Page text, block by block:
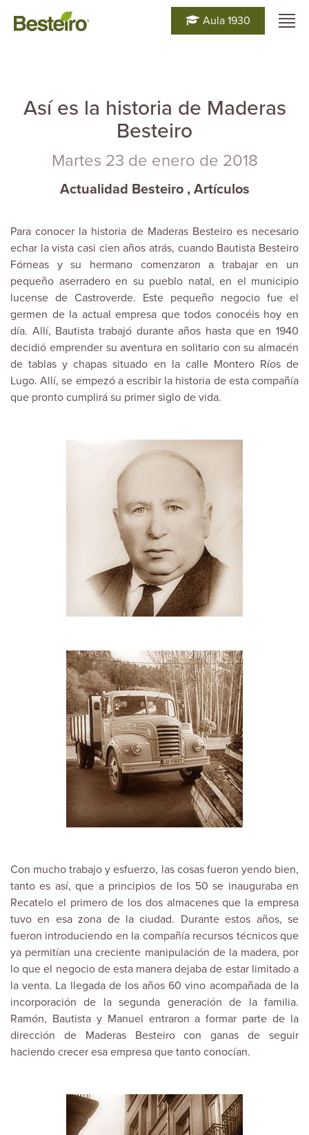
Aula 1930
Así es la historia de Maderas
Besteiro
Martes 23 de enero de 2018
Actualidad Besteiro, Artículos
Para conocer la historia de Maderas Besteiroes necesario
echar la vista casi cien años atrás, cuando Bautista Besteiro
Fórneas y su hermano comenzaron a trabajar en un
pequeño aserradero en su pueblo natal, en el municipio
lucense de Castroverde. Este pequeño negocio fue el
germen de la actual empresa que todos conocéis hoy en
día. Allí, Bautista trabajó durante años hasta que en 1940
decidió emprender su aventura en solitario con su almacén
de tablas y chapas situado en la calle Montero Ríos de
Lugo. Allí, se empezó a escribir la historia de esta compañía
que pronto cumplirá su primer siglo de vida.
Con mucho trabajo y esfuerzo, las cosas fueron yendo bien,
tanto es así, que a principios de los 50 se inauguraba en
Recatelo el primero de los dos almacenes que la empresa
tuvo en esa zona de la ciudad. Durante estos años, se
fueron introduciendo en la compañía recursos técnicos que
ya permitían una creciente manipulación de la madera, por
lo que el negocio de esta manera dejaba de estar limitado a
la venta. La llegada de los años 60 vino acompañada de la
incorporación de la segunda generación de la familia.
Ramón, Bautista y Manuel entraron a formar parte de la
dirección de Maderas Besteiro con ganas de seguir
haciendo crecer esa empresa que tanto conocían.